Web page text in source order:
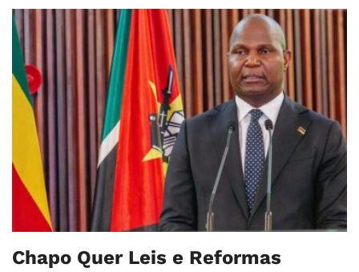
Chapo Quer Leis e Reformas